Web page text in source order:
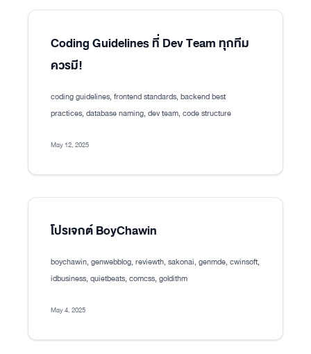
Coding Guidelines ที่ Dev Team ทุกทีม
ควรมี!
coding guidelines, frontend standards, backend best
practices, database naming, dev team, code structure
May 12, 2025
โปรเจกต์ BoyChawin
boychawin, genwebblog, reviewth, sakonai, genmde, cwinsoft,
idbusiness, quietbeats, comcss, goldithm
May 4, 2025